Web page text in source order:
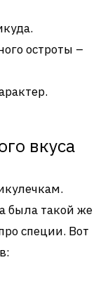
остроты –
вкуса
была такой же
специи. Вот